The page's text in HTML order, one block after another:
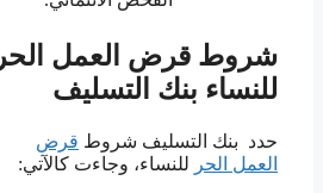
شروط قرض العمل الحر
للنساء بنك التسليف
حدد بنك التسليف شروط قرض
العمل الحر للنساء، وجاءت كالآتي: